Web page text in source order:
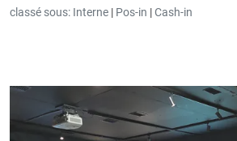
classé sous: Interne | Pos-in |Cash-in